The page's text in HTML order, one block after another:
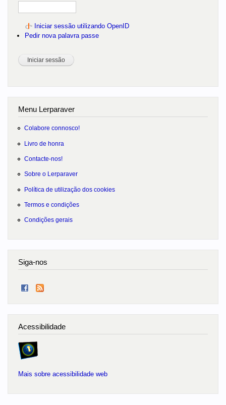
Iniciar sessão utilizando OpenID
Pedir nova palavra passe
Menu Lerparaver
Colabore connosco!
Livro de honra
Contacte-nos!
Sobre o Lerparaver
Política de utilização dos cookies
Termos e condições
Condições gerais
Siga-nos
Acessibilidade
Mais sobre acessibilidade web